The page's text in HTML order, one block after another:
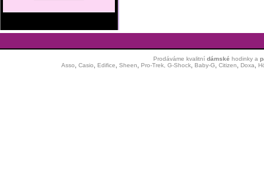
Prodáváme kvalitní dámské hodinkya
Asso
Casio Edifice Sheen Pro-Trek, G-Shock, Baby-G Citizen Doxa